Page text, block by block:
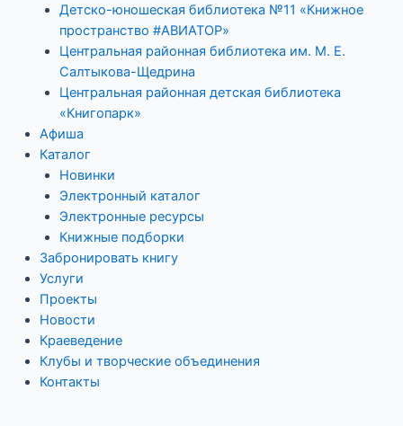
Детско-юношеская библиотека №11 «Книжное
пространство #АВИАТОР»
Центральная районная библиотека им. М. Е.
Салтыкова-Щедрина
Центральная районная детская библиотека
«Книгопарк»
Афиша
Каталог
Новинки
Электронный каталог
Электронные ресурсы
Книжные подборки
Забронировать книгу
Услуги
Проекты
Новости
Краеведение
Клубы и творческие объединения
Контакты